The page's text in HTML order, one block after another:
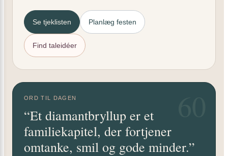
Se tjeklisten Planlæg festen
Find taleidéer
ORD TIL DAGEN
“Et diamantbryllup er et
familiekapitel, der fortjener
omtanke, smil og gode minder.”